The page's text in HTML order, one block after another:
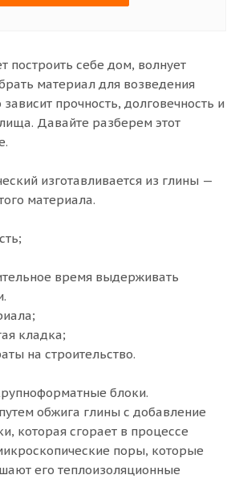
построить себе дом, волнует
материал для возведения
зависит прочность, долговечность и
Давайте разберем этот
⠀
изготавливается из глины —
материала.
время выдерживать
кладка;
на строительство. ⠀
блоки.
обжига глины с добавление
которая сгорает в процессе
поры, которые
его теплоизоляционные